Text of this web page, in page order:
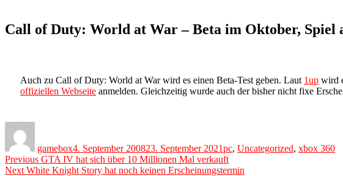
Call of Duty: World at War – Beta im Oktober, Spiel
Auch zu Call of Duty: World at War wird es einen Beta-Test geben. Laut 1up wird
offiziellen Webseite anmelden. Gleichzeitig wurde auch der bisher nicht fixe
gamebox4. September 200823. September 2021pc, Uncategorized, xbox 360
Beitragsnavigation
Previous Previous
post:
GTA IV hat sich über 10 Millionen Mal verkauft
Next Next
White Knight Story hat noch keinen Erscheinungstermin